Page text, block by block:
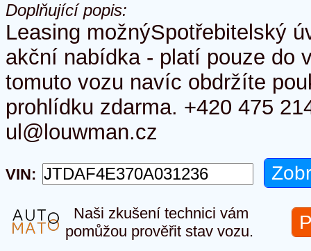
Doplňující popis:
Leasing možnýSpotřebitelský
akční nabídka - platí pouze do
tomuto vozu navíc obdržíte
prohlídku zdarma. +420 475
ul@louwman.cz
VIN:
Naši zkušení technici vám
pomůžou prověřit stav vozu.